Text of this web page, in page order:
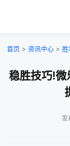
首页 > 资讯中心 >
稳胜技巧!微
发